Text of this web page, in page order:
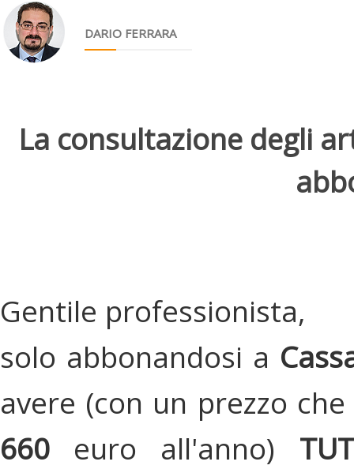
DARIO FERRARA
La consultazione degli
Gentile professionista,
solo abbonandosi a
avere (con un prezzo
660 euro all'anno)